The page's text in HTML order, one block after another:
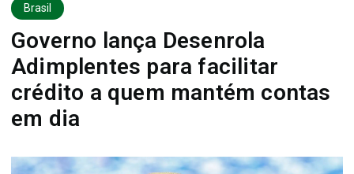
Brasil
Governo lança Desenrola
Adimplentes para facilitar
crédito a quem mantém contas
em dia